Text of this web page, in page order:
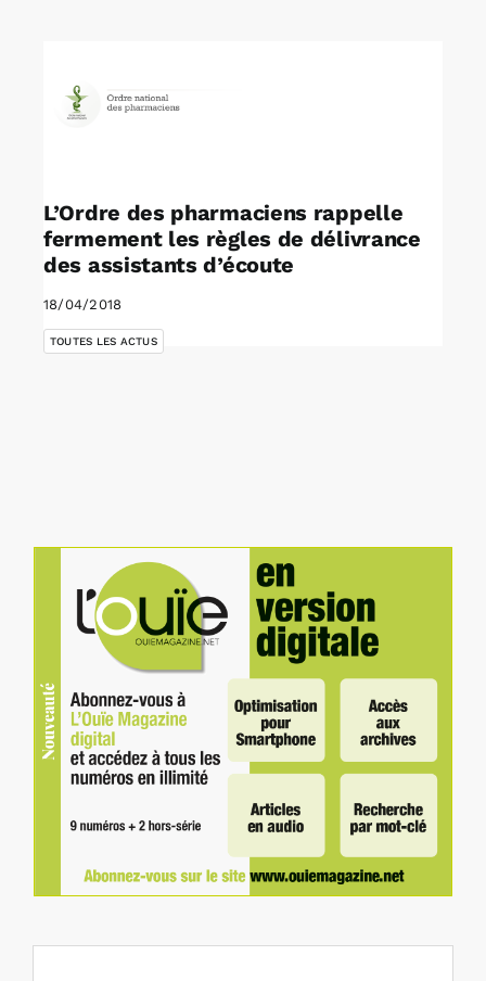
L’Ordre des pharmaciens rappelle
fermement les règles de délivrance
des assistants d’écoute
18/04/2018
TOUTES LES ACTUS